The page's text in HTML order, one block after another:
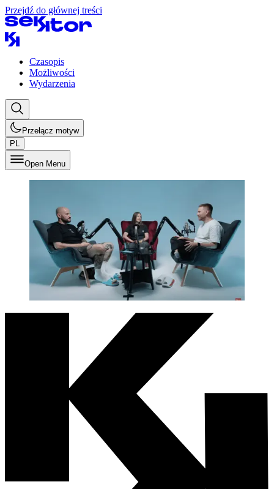
Przejdź do głównej treści
Czasopis
Możliwości
Wydarzenia
Przełącz motyw
PL
Open Menu